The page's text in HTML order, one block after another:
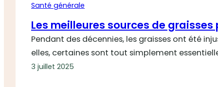
Santé générale
Les meilleures sources de
Pendant des décennies, les graisses ont été
elles, certaines sont tout simplement
3 juillet 2025